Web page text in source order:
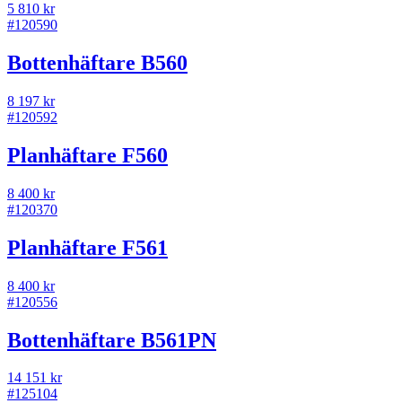
5 810 kr
#120590
Bottenhäftare B560
8 197 kr
#120592
Planhäftare F560
8 400 kr
#120370
Planhäftare F561
8 400 kr
#120556
Bottenhäftare B561PN
14 151 kr
#125104